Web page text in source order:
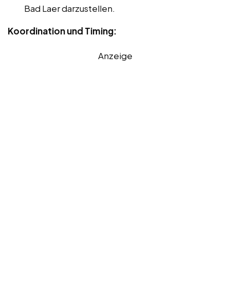
Bad Laer darzustellen.
Koordination und Timing:
Anzeige